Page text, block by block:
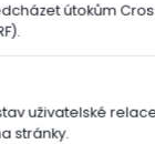
útokům
uživatelské
stránky.
perenne: 10 %
výběžkatá /